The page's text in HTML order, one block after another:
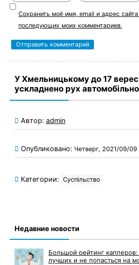
Сохранить моё имя, email и адрес
последующих моих комментариев.
У Хмельницькому до 17
ускладнено рух
Автор: admin
Опубликовано: Четверг, 2021/09/
Категории: Суспільство
Недавние новости
Большой рейтинг капперов:
лучших и не попасться на